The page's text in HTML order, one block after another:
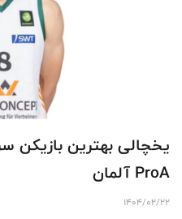
یخچالی بهترین بازیکن
ProA آلمان
1404/02/22